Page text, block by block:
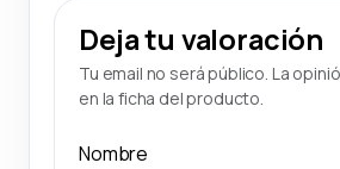
Deja tu valoración
Tu email no será público. La
en la ficha del producto.
Nombre